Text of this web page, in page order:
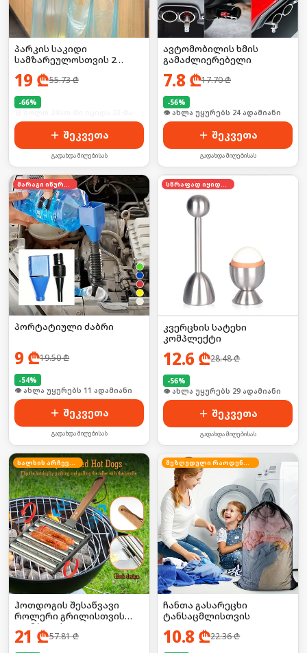
პარკის საკიდი
სამზარეულოსთვის 2
19 ₾55.73₾
-66%
შეკვეთა
გადახდა მიღებისას
ავტომობილის ხმის
გამაძლიერებელი
7.8 ₾17.70₾
-56%
🛒 ბოლო 24სთ-ში იყიდა 37-მა
შეკვეთა
გადახდა მიღებისას
პორტატიული ძაბრი
9 ₾19.50₾
-54%
🛒 ბოლო 24სთ-ში იყიდა 19-მა
შეკვეთა
გადახდა მიღებისას
კვერცხის სატეხი
კომპლექტი
12.6 ₾28.48₾
-56%
🛒 ბოლო 24სთ-ში იყიდა 44-მა
შეკვეთა
გადახდა მიღებისას
ხალხის არჩევანი
ჰოთდოგის შესაწვავი
როლერი გრილისთვის
(კომპლექტი)
21 ₾57.81₾
შეზღუდული რაოდენობა
ჩანთა გასარეცხი
ტანსაცმლისთვის
10.8 ₾22.36₾